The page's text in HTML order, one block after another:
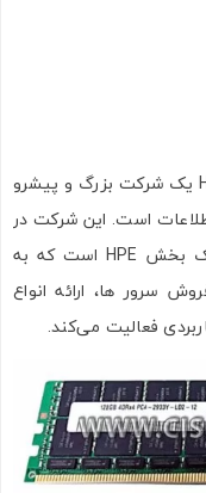
شرکت HPE (Hewlett Packard Enterprise) یک شرکت بزرگ و پیشرو
است. این شرکت در
سال 2015 به دو بخش جدا تقسیم شد. یک بخش HPE است که به
سرور ها، ارائه انواع
فعالیت می‌کند.